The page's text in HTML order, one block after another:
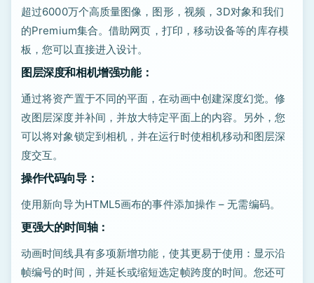
超过6000万个高质量图像，图形，视频，3D对象和我们
的Premium集合。借助网页，打印，移动设备等的库存模
板，您可以直接进入设计。
图层深度和相机增强功能：
通过将资产置于不同的平面，在动画中创建深度幻觉。修
改图层深度并补间，并放大特定平面上的内容。另外，您
可以将对象锁定到相机，并在运行时使相机移动和图层深
度交互。
操作代码向导：
使用新向导为HTML5画布的事件添加操作 – 无需编码。
更强大的时间轴：
动画时间线具有多项新增功能，使其更易于使用：显示沿
帧编号的时间，并延长或缩短选定帧跨度的时间。您还可